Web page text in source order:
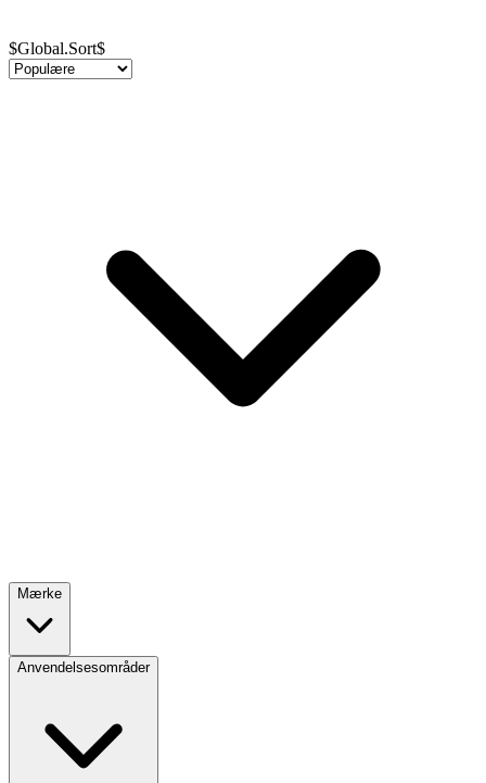
$Global.Sort$
Mærke
Anvendelsesområder